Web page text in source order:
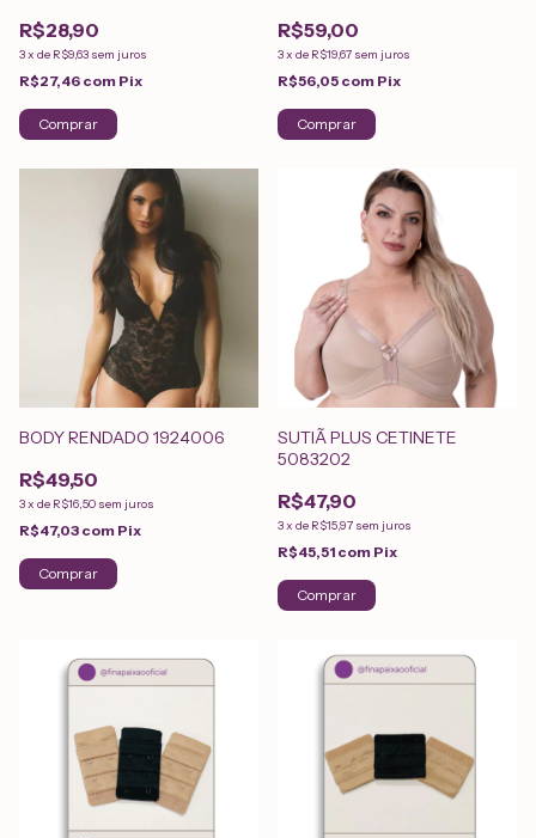
R$28,90
3x de R$9,63 sem juros
R$27,46 com Pix
Comprar
R$59,00
3x de R$19,67 sem juros
R$56,05 com Pix
Comprar
BODY RENDADO 1924006
R$49,50
3x de R$16,50 sem juros
R$47,03 com Pix
Comprar
SUTIÃ PLUS CETINETE
5083202
R$47,90
3x de R$15,97 sem juros
R$45,51 com Pix
Comprar